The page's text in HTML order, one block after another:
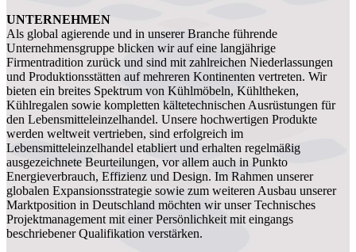
UNTERNEHMEN
Als global agierende und in unserer Branche führende
Unternehmensgruppe blicken wir auf eine langjährige
Firmentradition zurück und sind mit zahlreichen Niederlassungen
und Produktionsstätten auf mehreren Kontinenten vertreten. Wir
bieten ein breites Spektrum von Kühlmöbeln, Kühltheken,
Kühlregalen sowie kompletten kältetechnischen Ausrüstungen für
den Lebensmitteleinzelhandel. Unsere hochwertigen Produkte
werden weltweit vertrieben, sind erfolgreich im
Lebensmitteleinzelhandel etabliert und erhalten regelmäßig
ausgezeichnete Beurteilungen, vor allem auch in Punkto
Energieverbrauch, Effizienz und Design. Im Rahmen unserer
globalen Expansionsstrategie sowie zum weiteren Ausbau unserer
Marktposition in Deutschland möchten wir unser Technisches
Projektmanagement mit einer Persönlichkeit mit eingangs
beschriebener Qualifikation verstärken.